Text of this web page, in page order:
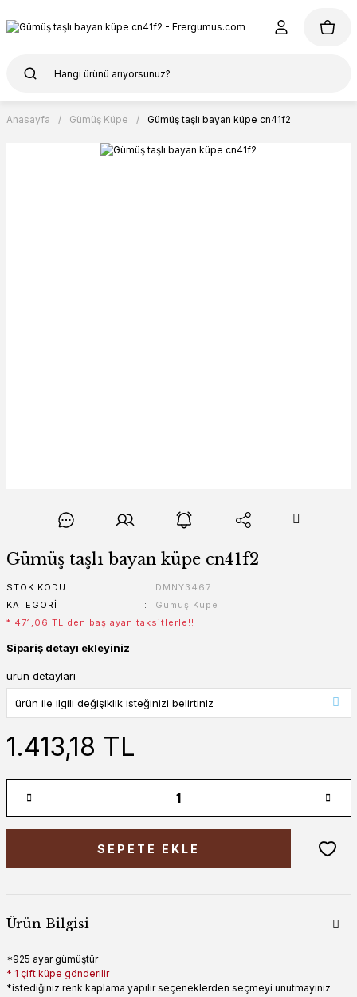
Anasayfa Gümüş Küpe Gümüş taşlı bayan küpe cn41f2
Gümüş taşlı bayan küpe cn41f2
STOK KODU
DMNY3467
KATEGORI
Gümüş Küpe
* 471,06 TL den başlayan taksitlerle!!
Sipariş detayı ekleyiniz
ürün detayları
1.413,18 TL
SEPETE EKLE
Ürün Bilgisi
*925 ayar gümüştür
* 1 çift küpe gönderilir
*istediğiniz renk kaplama yapılır seçeneklerden seçmeyi unutmayınız